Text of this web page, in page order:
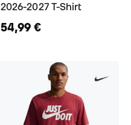
2026-2027 T-Shirt
54,99 €